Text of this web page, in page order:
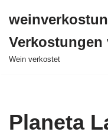
Inhalt
springen
Verkostungen
Wein verkostet
Planeta